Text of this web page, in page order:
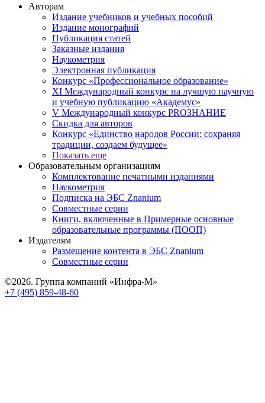
Авторам
Издание учебников и учебных пособий
Издание монографий
Публикация статей
Заказные издания
Наукометрия
Электронная публикация
Конкурс «Профессиональное образование»
XI Международный конкурс на лучшую научную
и учебную публикацию «Академус»
V Международный конкурс PROЗНАНИЕ
Скидка для авторов
Конкурс «Единство народов России: сохраняя
традиции, создаем будущее»
Показать еще
Образовательным организациям
Комплектование печатными изданиями
Наукометрия
Подписка на ЭБС Znanium
Совместные серии
Книги, включенные в Примерные основные
образовательные программы (ПООП)
Издателям
Размещение контента в ЭБС Znanium
Совместные серии
©2026. Группа компаний «Инфра-М»
+7 (495) 859-48-60